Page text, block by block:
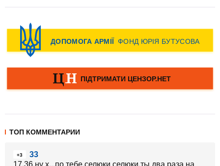
ТОП КОММЕНТАРИИ
+3
33
17.36.ну х...по тебе.селюки селюки.ты два раза на